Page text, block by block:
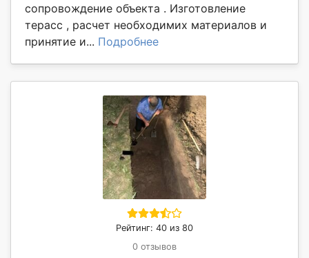
сопровождение объекта . Изготовление
терасс , расчет необходимих материалов и
принятие и... Подробнее
Рейтинг: 40 из 80
0 отзывов